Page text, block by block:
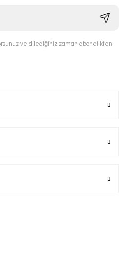
Takımı 4 lü
ve dilediğiniz zaman abonelikten